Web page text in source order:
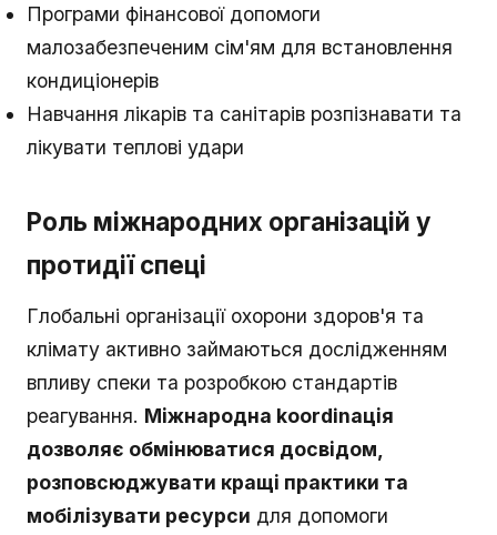
Програми фінансової допомоги
малозабезпеченим сім'ям для встановлення
кондиціонерів
Навчання лікарів та санітарів розпізнавати та
лікувати теплові удари
Роль міжнародних організацій у
протидії спеці
Глобальні організації охорони здоров'я та
клімату активно займаються дослідженням
впливу спеки та розробкою стандартів
реагування. Міжнародна koordinація
дозволяє обмінюватися досвідом,
розповсюджувати кращі практики та
мобілізувати ресурси для допомоги